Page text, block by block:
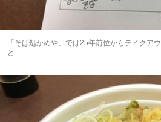
「そば処かめや」では25年前位からテイクア
と